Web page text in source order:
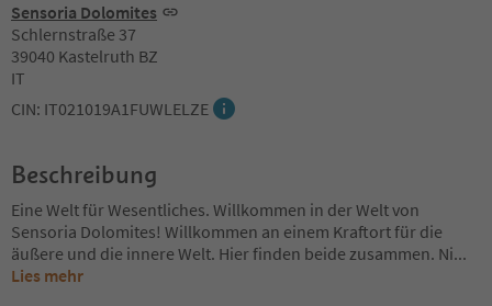
Sensoria Dolomites
Schlernstraße 37
39040 Kastelruth BZ
IT
CIN: IT021019A1FUWLELZE
Beschreibung
Eine Welt für Wesentliches. Willkommen in der Welt von
Sensoria Dolomites! Willkommen an einem Kraftort für die
äußere und die innere Welt. Hier finden beide zusammen. Ni...
Lies mehr